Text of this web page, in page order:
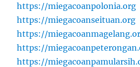
https://miegacoanpolonia.org
https://miegacoanseituan.org
https://
https://
https://